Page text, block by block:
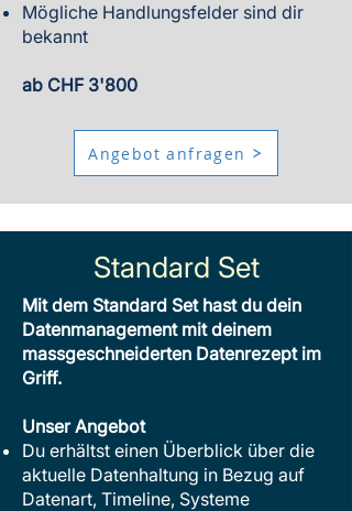
Mögliche Handlungsfelder sind dir
bekannt
ab CHF 3'800
Angebot anfragen
Standard Set
Mit dem Standard Set hast du dein
Datenmanagement mit deinem
massgeschneiderten Datenrezept im
Griff.
Unser Angebot
Du erhältst einen Überblick über die
aktuelle Datenhaltung in Bezug auf
Datenart, Timeline, Systeme